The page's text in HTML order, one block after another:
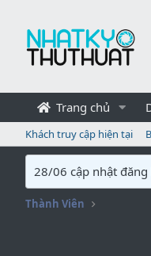
Trang chủ
Khách truy cập hiện tại
28/06 cập nhật
Thành Viên